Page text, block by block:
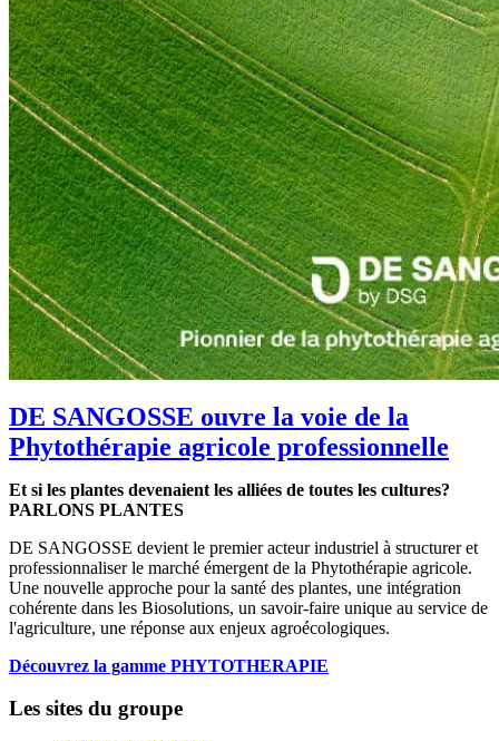
DE SANGOSSE ouvre la voie de la
Phytothérapie agricole professionnelle
Et si les plantes devenaient les alliées de toutes les cultures?
PARLONS PLANTES
DE SANGOSSE devient le premier acteur industriel à structurer et
professionnaliser le marché émergent de la Phytothérapie agricole.
Une nouvelle approche pour la santé des plantes, une intégration
cohérente dans les Biosolutions, un savoir-faire unique au service de
l'agriculture, une réponse aux enjeux agroécologiques.
Découvrez la gamme PHYTOTHERAPIE
Les sites du groupe